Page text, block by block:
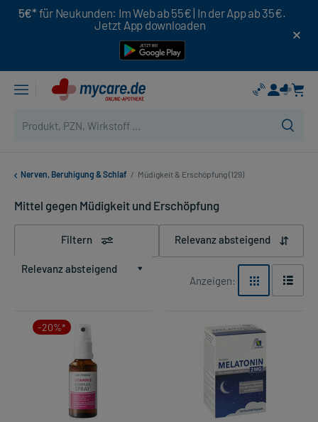
5€* für Neukunden: Im Web ab 55€ | In der App ab 35€.
Jetzt App downloaden
Nerven, Beruhigung & Schlaf / Müdigkeit & Erschöpfung (129)
Mittel gegen Müdigkeit und Erschöpfung
Filtern Relevanz absteigend
Relevanz absteigend
Anzeigen:
-20%*